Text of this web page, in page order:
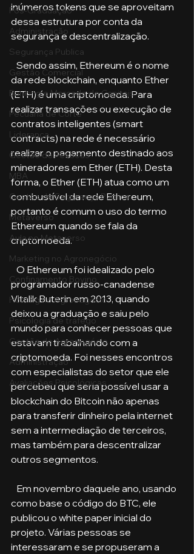
Pós-Graduação
Administração
Segurança Publica
Gestão Comercial
Banking e Mercado de Capitais
Pecuária de Corte
Liderança
Gestão de Pessoas
MBA
Gestão de Segurança Publica
Metaverso
Aula no Metaverso
Marketing no Agronegócio
Confinamento Bovino
Holding no Agronegócio
Psicologia de tráfego
Gestão do Agronegócio
Administração
Avaliações Psicológicas
inúmeros tokens que se aproveitam
dessa estrutura por conta da
segurança e descentralização.
da rede blockchain, enquanto Ether
(ETH) é uma criptomoeda. Para
realizar transações ou execução de
contratos inteligentes (smart
contracts) na rede é necessário
realizar o pagamento destinado aos
mineradores em Ether (ETH). Desta
forma, o Ether (ETH) atua como um
combustível da rede Ethereum,
portanto é comum o uso do termo
Ethereum quando se fala da
criptomoeda.
programador russo-canadense
Vitalik Buterin em 2013, quando
deixou a graduação e saiu pelo
mundo para conhecer pessoas que
estavam trabalhando com a
criptomoeda. Foi nesses encontros
com especialistas do setor que ele
percebeu que seria possível usar a
blockchain do Bitcoin não apenas
para transferir dinheiro pela internet
sem a intermediação de terceiros,
mas também para descentralizar
outros segmentos.
como base o código do BTC, ele
publicou o white paper inicial do
projeto. Várias pessoas se
interessaram e se propuseram a